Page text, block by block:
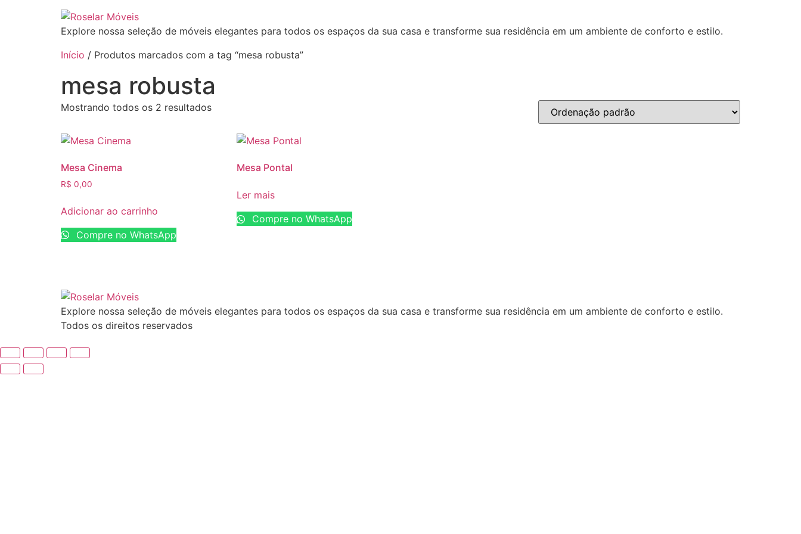
Explore nossa seleção de móveis elegantes para todos os espaços da sua casa e transforme sua residência em um ambiente de conforto e estilo.
Início / Produtos marcados com a tag “mesa robusta”
mesa robusta
Mostrando todos os 2 resultados
Mesa Cinema
R$ 0,00
Adicionar ao carrinho
Compre no WhatsApp
Mesa Pontal
Ler mais
Compre no WhatsApp
Explore nossa seleção de móveis elegantes para todos os espaços da sua casa e transforme sua residência em um ambiente de conforto e estilo.
Todos os direitos reservados